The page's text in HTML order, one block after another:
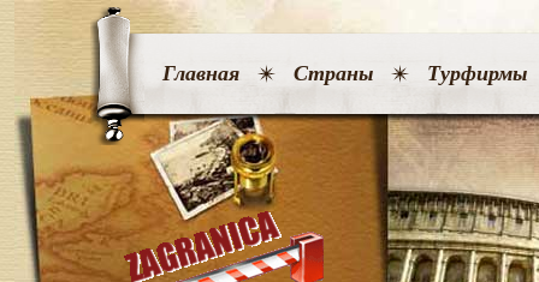
Главная Страны Турфирмы